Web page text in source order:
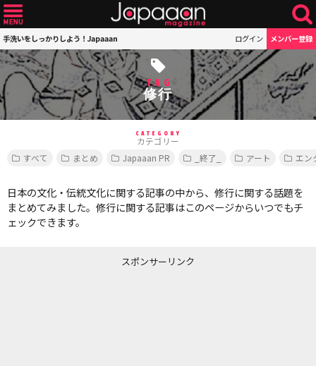
手洗いをしっかりしよう！Japaaan ログイン メンバー登録
TAG
修行
CATEGORY
カテゴリー
すべて
まとめ Japaaan PR _終了_ アート エン
日本の文化・伝統文化に関する記事の中から、修行に関する話題を
まとめてみました。修行に関する記事はこのページからいつでもチ
ェックできます。
スポンサーリンク